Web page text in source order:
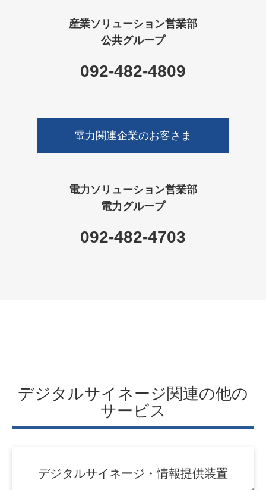
お問い合わせ
一般企業のお客さま
産業ソリューション営業部
産業グループ
092-482-4702
092-482-4809
電力関連企業のお客さま